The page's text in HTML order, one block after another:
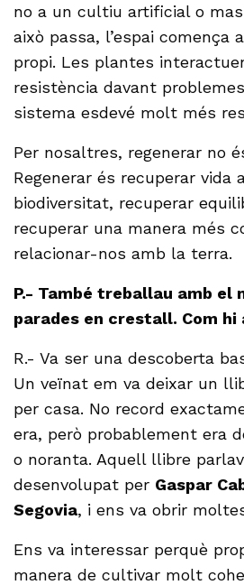
no a un cultiu artificial o
això passa, l’espai comença
propi. Les plantes
resistència davant
sistema esdevé molt més
Per nosaltres, regenerar no
Regenerar és recuperar vida
biodiversitat, recuperar
recuperar una manera més
relacionar-nos amb la terra.
P.- També treballau amb el
parades en crestall. Com hi
R.- Va ser una descoberta
Un veïnat em va deixar un
per casa. No record
era, però probablement era
o noranta. Aquell llibre
desenvolupat per Gaspar
Segovia, i ens va obrir
Ens va interessar perquè
manera de cultivar molt